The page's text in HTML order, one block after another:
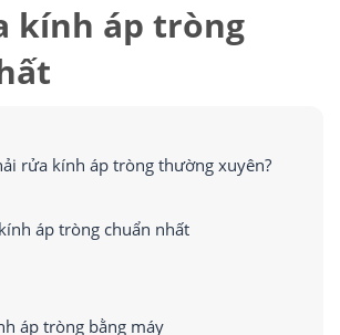
kính áp tròng
rửa kính áp tròng thường xuyên?
áp tròng chuẩn nhất
áp tròng bằng máy